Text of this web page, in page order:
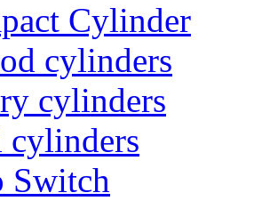
Cylinder
cylinders
cylinders
Switch